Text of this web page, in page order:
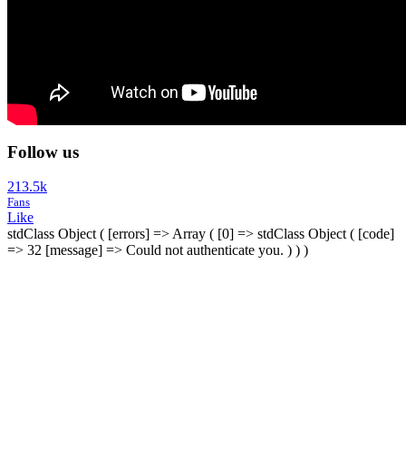
Follow us
213.5k
Fans
Like
stdClass Object ( [errors] => Array ( [0] => stdClass Object ( [code]
=> 32 [message] => Could not authenticate you. ) ) )